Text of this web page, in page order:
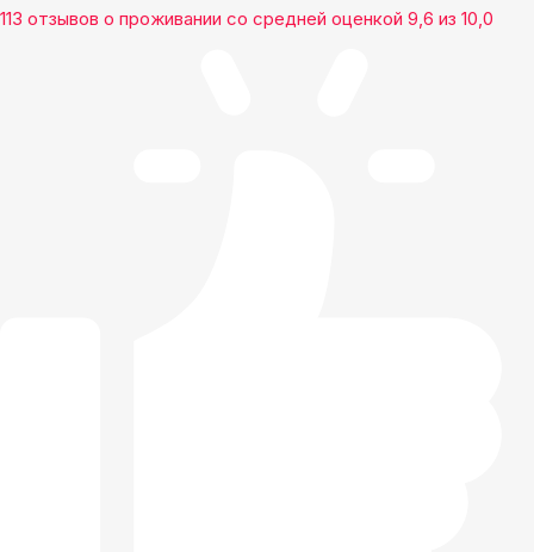
113 отзывов о проживании со средней оценкой 9,6 из 10,0